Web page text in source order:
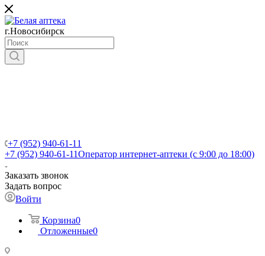
г.Новосибирск
+7 (952) 940-61-11
+7 (952) 940-61-11Оператор интернет-аптеки (с 9:00 до 18:00)
Заказать звонок
Задать вопрос
Войти
Корзина0
Отложенные0